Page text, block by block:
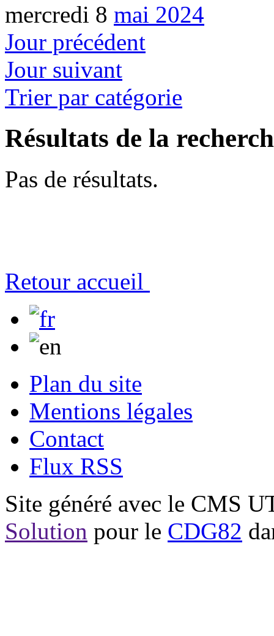
mercredi 8 mai 2024
Jour précédent
Jour suivant
Trier par catégorie
Résultats de la
Pas de résultats.
Retour accueil
Plan du site
Mentions légales
Contact
Flux RSS
Site généré avec le CMS
Solution pour le CDG82